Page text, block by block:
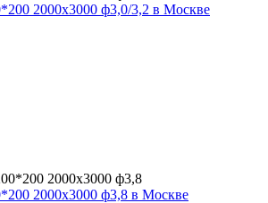
2000х3000 ф3,0/3,2 в Москве
2000х3000 ф3,8 в Москве